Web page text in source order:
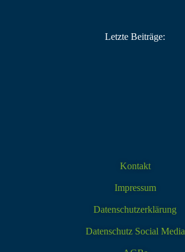
Letzte Beiträge:
Kontakt
Impressum
Datenschutzerklärung
Datenschutz Social Media